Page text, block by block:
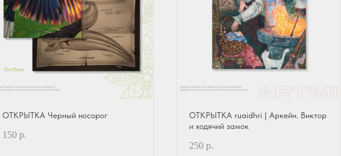
ОТКРЫТКА Черный носорог
150 р.
ОТКРЫТКА ruaidhri | Аркейн. Виктор
и ходячий замок
250 р.